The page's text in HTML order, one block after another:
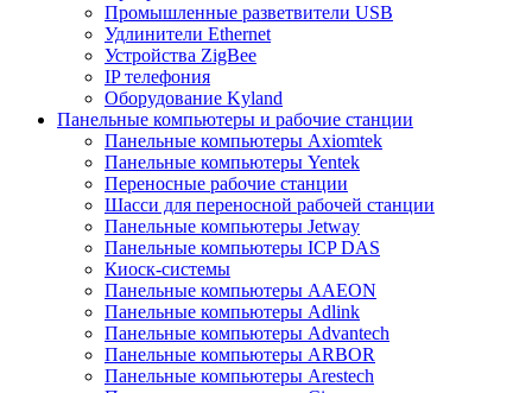
Промышленные разветвители USB
Удлинители Ethernet
Устройства ZigBee
IP телефония
Оборудование Kyland
Панельные компьютеры и рабочие станции
Панельные компьютеры Axiomtek
Панельные компьютеры Yentek
Переносные рабочие станции
Шасси для переносной рабочей станции
Панельные компьютеры Jetway
Панельные компьютеры ICP DAS
Киоск-системы
Панельные компьютеры AAEON
Панельные компьютеры Adlink
Панельные компьютеры Advantech
Панельные компьютеры ARBOR
Панельные компьютеры Arestech